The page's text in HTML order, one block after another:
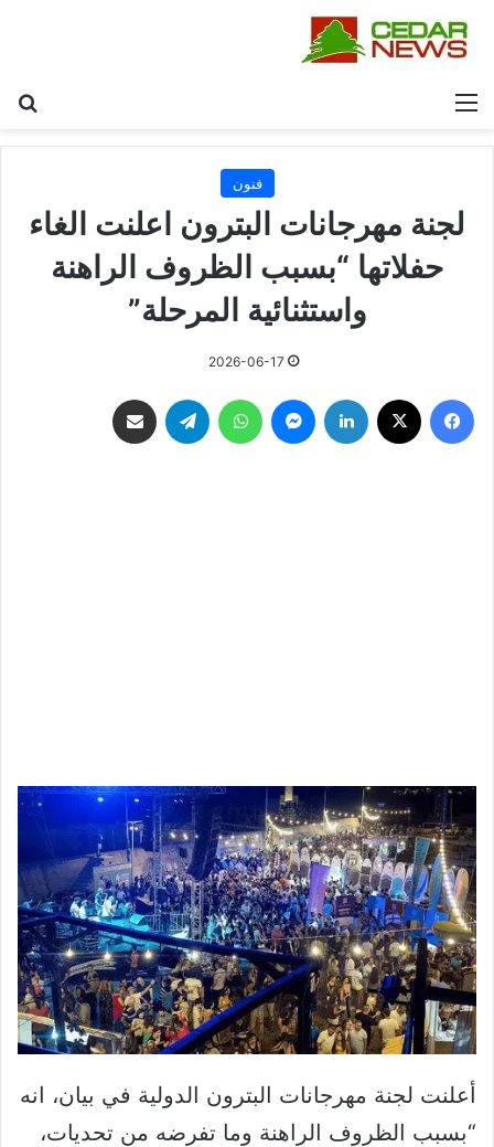
القائمة
فنون
لجنة مهرجانات البترون اعلنت الغاء
حفلاتها “بسبب الظروف الراهنة
واستثنائية المرحلة”
2026-06-17
فيسبوك لينكدإن ماسنجر واتساب تيلقرام
أعلنت لجنة مهرجانات البترون الدولية في بيان، انه
“بسبب الظروف الراهنة وما تفرضه من تحديات،